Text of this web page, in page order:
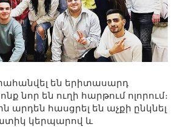
են երիտասարդ
նոր են ուղի հարթում ոլորում։
արդեն հասցրել են աչքի ընկնել
կերպարով և